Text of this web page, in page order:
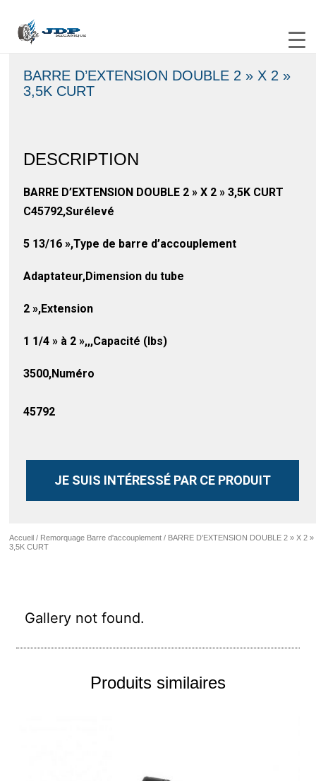
Accueil / Remorquage Barre d'accouplement / BARRE D’EXTENSION DOUBLE 2 » X 2 »
3,5K CURT
Gallery not found.
BARRE D’EXTENSION DOUBLE 2 » X 2 »
3,5K CURT
DESCRIPTION
BARRE D’EXTENSION DOUBLE 2 » X 2 » 3,5K CURT
C45792,Surélevé
5 13/16 »,Type de barre d’accouplement
Adaptateur,Dimension du tube
2 »,Extension
1 1/4 » à 2 »,,,Capacité (lbs)
3500,Numéro
45792
JE SUIS INTÉRESSÉ PAR CE PRODUIT
Produits similaires